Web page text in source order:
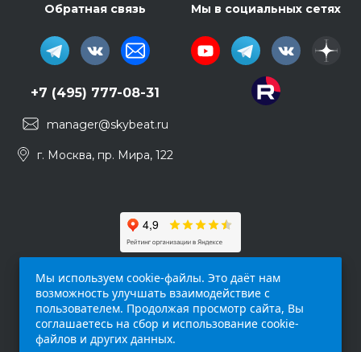
Обратная связь
+7 (495) 777-08-31
manager@skybeat.ru
г. Москва, пр. Мира, 122
Мы в социальных сетях
Мы используем cookie-файлы. Это даёт нам
возможность улучшать взаимодействие с
пользователем. Продолжая просмотр сайта, Вы
соглашаетесь на сбор и использование cookie-
файлов и других данных.